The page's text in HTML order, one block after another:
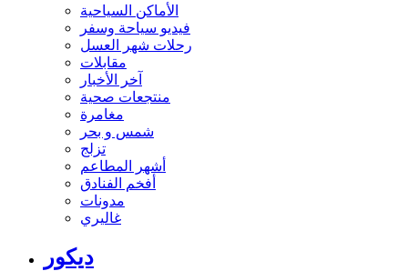
الأماكن السياحية
فيديو سياحة وسفر
رحلات شهر العسل
مقابلات
آخر الأخبار
منتجعات صحية
مغامرة
شمس و بحر
تزلج
أشهر المطاعم
أفخم الفنادق
مدونات
غاليري
ديكور